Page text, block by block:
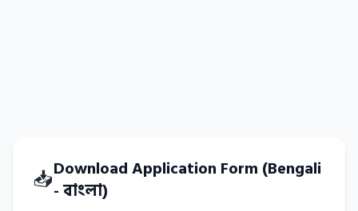
📥Download Application Form (Bengali
- বাংলা)